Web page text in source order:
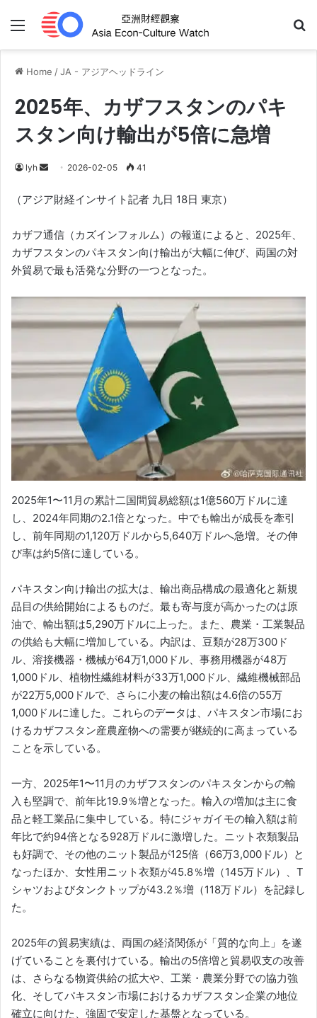
Menu
Home /JA - アジアヘッドライン
2025年、カザフスタンのパキ
スタン向け輸出が5倍に急増
lyh
Send
email
2026-02-05 41
（アジア財経インサイト記者 九日 18日 東京）
カザフ通信（カズインフォルム）の報道によると、2025年、
カザフスタンのパキスタン向け輸出が大幅に伸び、両国の対
外貿易で最も活発な分野の一つとなった。
2025年1〜11月の累計二国間貿易総額は1億560万ドルに達
し、2024年同期の2.1倍となった。中でも輸出が成長を牽引
し、前年同期の1,120万ドルから5,640万ドルへ急増。その伸
び率は約5倍に達している。
パキスタン向け輸出の拡大は、輸出商品構成の最適化と新規
品目の供給開始によるものだ。最も寄与度が高かったのは原
油で、輸出額は5,290万ドルに上った。また、農業・工業製品
の供給も大幅に増加している。内訳は、豆類が28万300ド
ル、溶接機器・機械が64万1,000ドル、事務用機器が48万
1,000ドル、植物性繊維材料が33万1,000ドル、繊維機械部品
が22万5,000ドルで、さらに小麦の輸出額は4.6倍の55万
1,000ドルに達した。これらのデータは、パキスタン市場にお
けるカザフスタン産農産物への需要が継続的に高まっている
ことを示している。
一方、2025年1〜11月のカザフスタンのパキスタンからの輸
入も堅調で、前年比19.9％増となった。輸入の増加は主に食
品と軽工業品に集中している。特にジャガイモの輸入額は前
年比で約94倍となる928万ドルに激増した。ニット衣類製品
も好調で、その他のニット製品が125倍（66万3,000ドル）と
なったほか、女性用ニット衣類が45.8％増（145万ドル）、T
シャツおよびタンクトップが43.2％増（118万ドル）を記録し
た。
2025年の貿易実績は、両国の経済関係が「質的な向上」を遂
げていることを裏付けている。輸出の5倍増と貿易収支の改善
は、さらなる物資供給の拡大や、工業・農業分野での協力強
化、そしてパキスタン市場におけるカザフスタン企業の地位
確立に向けた、強固で安定した基盤となっている。